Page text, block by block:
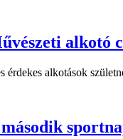
alkotó
érdekes alkotások